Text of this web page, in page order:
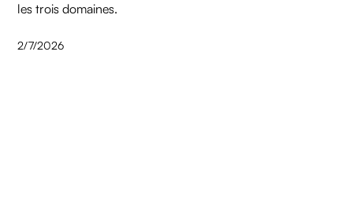
les trois domaines.
2/7/2026